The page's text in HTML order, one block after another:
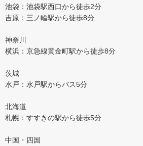
池袋：池袋駅西口から徒歩2分
吉原：三ノ輪駅から徒歩8分
神奈川
横浜：京急線黄金町駅から徒歩8分
茨城
水戸：水戸駅からバス5分
北海道
札幌：すすきの駅から徒歩5分
中国・四国